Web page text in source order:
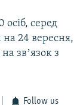
серед
24 вересня,
звʼязок з
Follow us